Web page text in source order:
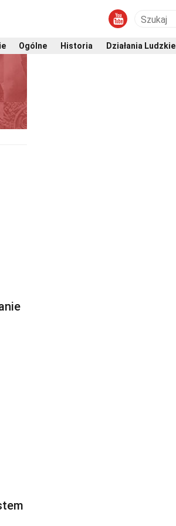
Ogólne Historia Działania Ludzkie